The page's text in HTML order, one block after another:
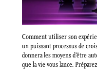
Comment utiliser son
un puissant processus de
donnera les moyens d’être
que la vie vous lance.